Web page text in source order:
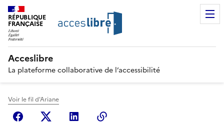
RÉPUBLIQUE
FRANÇAISE
Acceslibre
La plateforme collaborative de l’accessibilité
Voir le fil d'Ariane
FacebookX (anciennement Twitter)
Linkedin